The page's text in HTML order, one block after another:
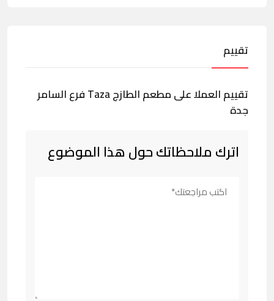
تقييم
تقييم العملا على مطعم الطازج Taza فرع السامر
جدة
اترك ملاحظاتك حول هذا الموضوع